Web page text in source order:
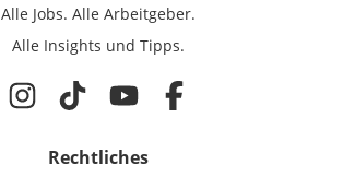
Alle Jobs. Alle Arbeitgeber.
Alle Insights und Tipps.
Rechtliches